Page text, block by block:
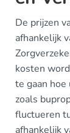
De prijzen
afhankelijk
kosten
te gaan
zoals
fluctueren
afhankelijk